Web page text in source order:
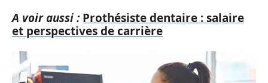
A voir aussi : Prothésiste dentaire : salaire
et perspectives de carrière